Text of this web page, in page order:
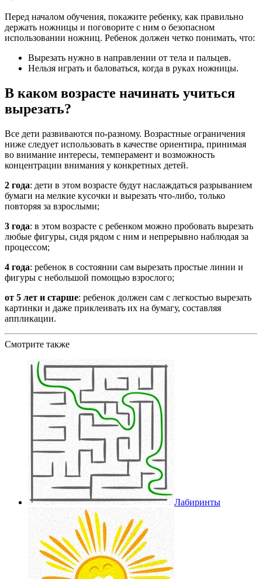
Перед началом обучения, покажите ребенку, как правильно
держать ножницы и поговорите с ним о безопасном
использовании ножниц. Ребенок должен четко понимать, что:
Вырезать нужно в направлении от тела и пальцев.
Нельзя играть и баловаться, когда в руках ножницы.
В каком возрасте начинать учиться
вырезать?
Все дети развиваются по-разному. Возрастные ограничения
ниже следует использовать в качестве ориентира, принимая
во внимание интересы, темперамент и возможность
концентрации внимания у конкретных детей.
2 года: дети в этом возрасте будут наслаждаться разрыванием
бумаги на мелкие кусочки и вырезать что-либо, только
повторяя за взрослыми;
3 года: в этом возрасте с ребенком можно пробовать вырезать
любые фигуры, сидя рядом с ним и непрерывно наблюдая за
процессом;
4 года: ребенок в состоянии сам вырезать простые линии и
фигуры с небольшой помощью взрослого;
от 5 лет и старше: ребенок должен сам с легкостью вырезать
картинки и даже приклеивать их на бумагу, составляя
аппликации.
Смотрите также
Лабиринты